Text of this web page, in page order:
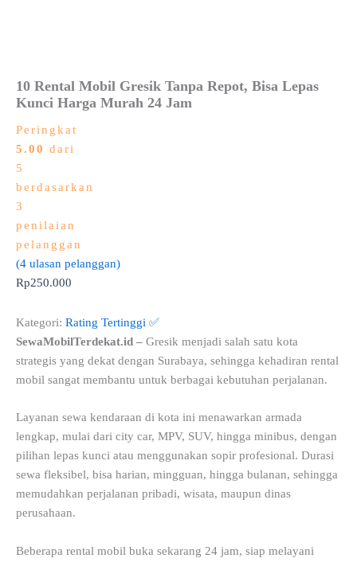
10 Rental Mobil Gresik Tanpa Repot, Bisa Lepas
Kunci Harga Murah 24 Jam
Peringkat
5.00 dari
5
berdasarkan
3
penilaian
pelanggan
(4 ulasan pelanggan)
Rp250.000
Kategori: Rating Tertinggi ✅
SewaMobilTerdekat.id – Gresik menjadi salah satu kota
strategis yang dekat dengan Surabaya, sehingga kehadiran rental
mobil sangat membantu untuk berbagai kebutuhan perjalanan.
Layanan sewa kendaraan di kota ini menawarkan armada
lengkap, mulai dari city car, MPV, SUV, hingga minibus, dengan
pilihan lepas kunci atau menggunakan sopir profesional. Durasi
sewa fleksibel, bisa harian, mingguan, hingga bulanan, sehingga
memudahkan perjalanan pribadi, wisata, maupun dinas
perusahaan.
Beberapa rental mobil buka sekarang 24 jam, siap melayani